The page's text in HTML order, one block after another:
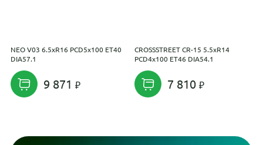
NEO V03 6.5xR16 PCD5x100 ET40
DIA57.1
9 871
CROSSSTREET CR-15 5.5xR14
PCD4x100 ET46 DIA54.1
7 810